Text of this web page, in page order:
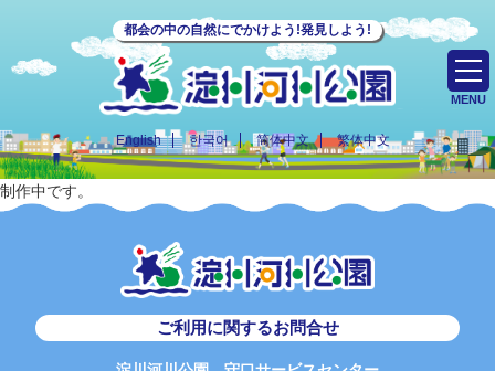
都会の中の自然にでかけよう!発見しよう!
English 한국어 简体中文 繁体中文
MENU
制作中です。
ご利用に関するお問合せ